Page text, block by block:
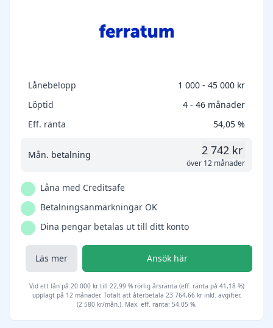
Lånebelopp
1 000 - 45 000 kr
Löptid
4 - 46 månader
Eff. ränta
54,05 %
Mån. betalning 2 742 kr
över 12 månader
Låna med Creditsafe
Betalningsanmärkningar OK
Dina pengar betalas ut till ditt konto
Läs mer Ansök här
Vid ett lån på 20 000 kr till 22,99 % rörlig årsränta (eff. ränta på 41,18 %)
upplagt på 12 månader. Totalt att återbetala 23 764,66 kr inkl. avgifter.
(2 580 kr/mån.). Max. eff. ränta: 54.05 %.